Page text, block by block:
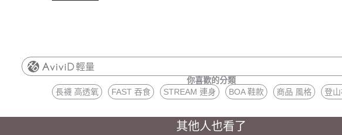
輕量
你喜歡的分類
長襪 高透氧
FAST 吞食 STREAM 連身 BOA 鞋款 商品 風格 登
其他人也看了